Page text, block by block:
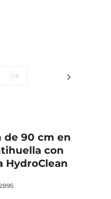
90 cm en
con
HydroClean